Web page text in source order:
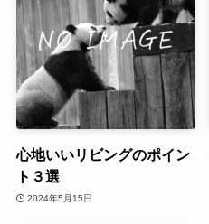
心地いいリビングのポイン
ト３選
2024年5月15日